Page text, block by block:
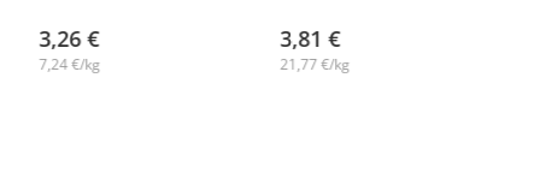
3,26 €
7,24 €/kg
3,81 €
21,77 €/kg